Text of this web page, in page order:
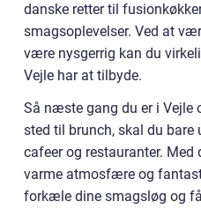
danske retter til
smagsoplevelser. Ved at
være nysgerrig kan du
Vejle har at tilbyde.
Så næste gang du er i Vejle
sted til brunch, skal du
cafeer og restauranter. Med
varme atmosfære og
forkæle dine smagsløg og